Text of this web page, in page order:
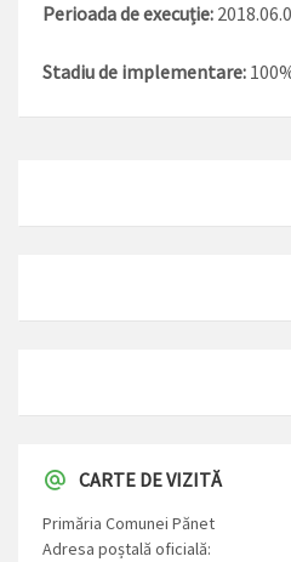
Perioada de execuție:
Stadiu de implementare:
CARTE DE VIZITĂ
Primăria Comunei Pănet
Adresa poștală oficială: